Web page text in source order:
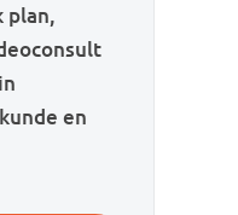
plan,
en